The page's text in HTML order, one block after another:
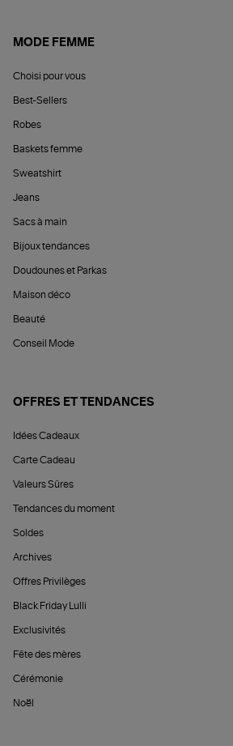
MODE FEMME
Choisi pour vous
Best-Sellers
Robes
Baskets femme
Sweatshirt
Jeans
Sacs à main
Bijoux tendances
Doudounes et Parkas
Maison déco
Beauté
Conseil Mode
OFFRES ET TENDANCES
Idées Cadeaux
Carte Cadeau
Valeurs Sûres
Tendances du moment
Soldes
Archives
Offres Privilèges
Black Friday Lulli
Exclusivités
Fête des mères
Cérémonie
Noël